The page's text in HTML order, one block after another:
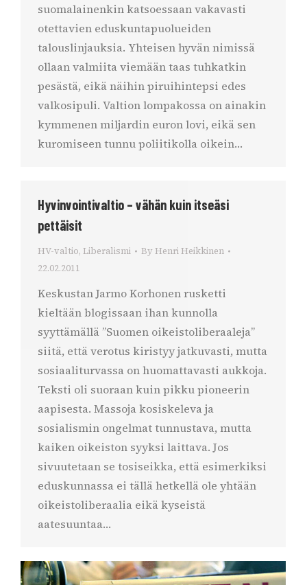
suomalainenkin katsoessaan vakavasti
otettavien eduskuntapuolueiden
talouslinjauksia. Yhteisen hyvän nimissä
ollaan valmiita viemään taas tuhkatkin
pesästä, eikä näihin piruihintepsi edes
valkosipuli. Valtion lompakossa on ainakin
kymmenen miljardin euron lovi, eikä sen
kuromiseen tunnu poliitikolla oikein…
Hyvinvointivaltio – vähän kuin itseäsi
pettäisit
HV-valtio, Liberalismi By Henri Heikkinen
22.02.2011
Keskustan Jarmo Korhonen rusketti
kieltään blogissaan ihan kunnolla
syyttämällä ”Suomen oikeistoliberaaleja”
siitä, että verotus kiristyy jatkuvasti, mutta
sosiaaliturvassa on huomattavasti aukkoja.
Teksti oli suoraan kuin pikku pioneerin
aapisesta. Massoja kosiskeleva ja
sosialismin ongelmat tunnustava, mutta
kaiken oikeiston syyksi laittava. Jos
sivuutetaan se tosiseikka, että esimerkiksi
eduskunnassa ei tällä hetkellä ole yhtään
oikeistoliberaalia eikä kyseistä
aatesuuntaa…